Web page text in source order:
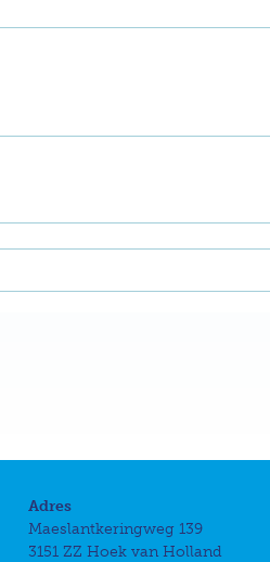
Adres
Maeslantkeringweg 139
3151 ZZ Hoek van Holland